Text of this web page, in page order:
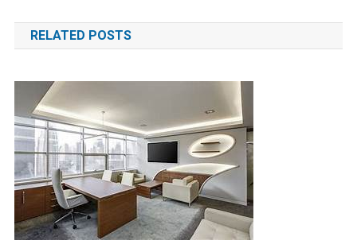
de
entradas
RELATED POSTS